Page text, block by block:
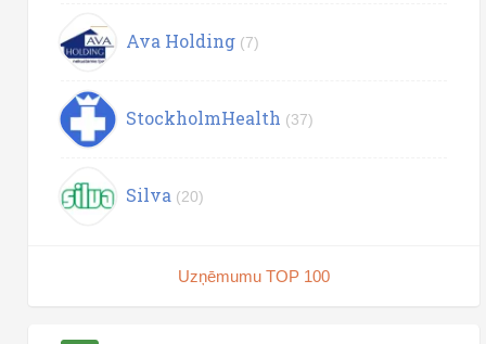
Ava Holding (7)
StockholmHealth (37)
Silva (20)
Uzņēmumu TOP 100